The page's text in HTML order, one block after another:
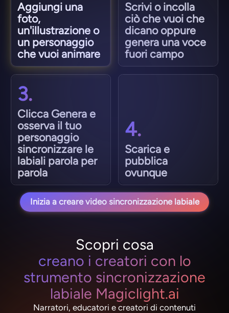
Aggiungi una
foto,
un'illustrazione o
un personaggio
che vuoi animare
Scrivi o incolla
ciò che vuoi che
dicano oppure
genera una voce
fuori campo
3.
Clicca Genera e
osserva il tuo
personaggio
sincronizzare le
labiali parola per
parola
4.
Scarica e
pubblica
ovunque
Inizia a creare video sincronizzazione labiale
Scopri cosa
creano i creatori con lo
strumento sincronizzazione
labiale Magiclight.ai
Narratori, educatori e creatori di contenuti